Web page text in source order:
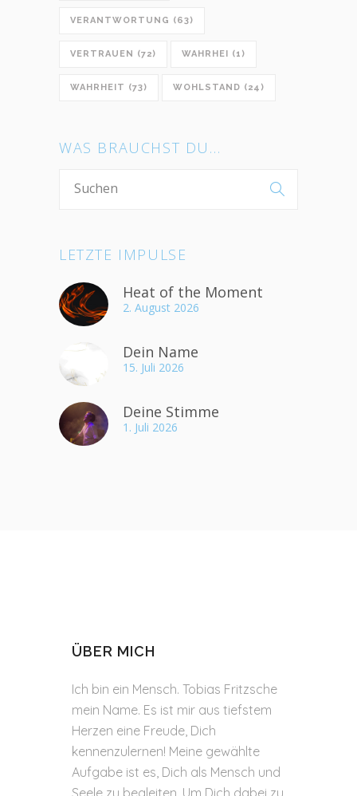
VERANTWORTUNG (63)
VERTRAUEN (72) WAHRHEI (1)
WAHRHEIT (73) WOHLSTAND (24)
WAS BRAUCHST DU…
LETZTE IMPULSE
Heat of the Moment
2. August 2026
Dein Name
15. Juli 2026
Deine Stimme
1. Juli 2026
ÜBER MICH
Ich bin ein Mensch. Tobias Fritzsche
mein Name. Es ist mir aus tiefstem
Herzen eine Freude, Dich
kennenzulernen! Meine gewählte
Aufgabe ist es, Dich als Mensch und
Seele zu begleiten. Um Dich dabei zu